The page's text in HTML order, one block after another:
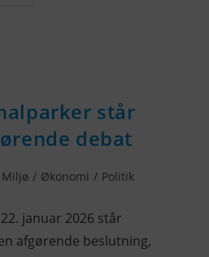
står
debat
Miljø / Økonomi / Politik
januar 2026 står
afgørende beslutning,